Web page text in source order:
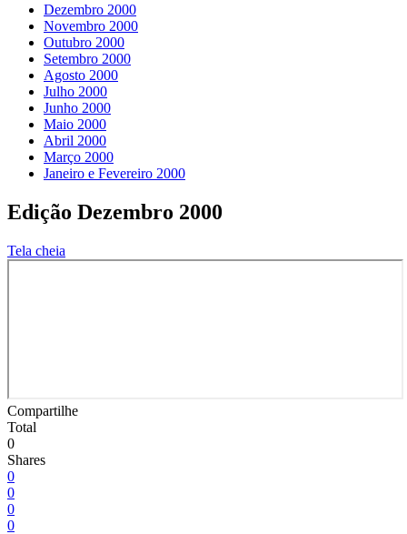
Dezembro 2000
Novembro 2000
Outubro 2000
Setembro 2000
Agosto 2000
Julho 2000
Junho 2000
Maio 2000
Abril 2000
Março 2000
Janeiro e Fevereiro 2000
Edição Dezembro 2000
Tela cheia
Compartilhe
Total
0
Shares
0
0
0
0